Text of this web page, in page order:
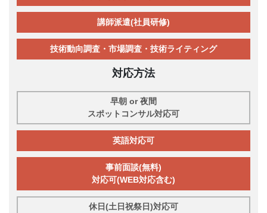
講師派遣(社員研修)
技術動向調査・市場調査・技術ライティング
対応方法
早朝 or 夜間
スポットコンサル対応可
英語対応可
事前面談(無料)
対応可(WEB対応含む)
休日(土日祝祭日)対応可